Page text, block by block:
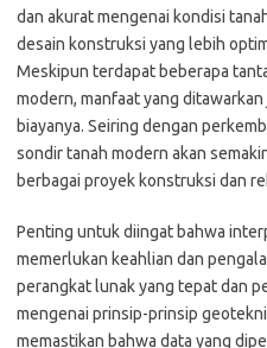
dan akurat mengenai kondisi
desain konstruksi yang lebih
Meskipun terdapat beberapa
modern, manfaat yang
biayanya. Seiring dengan
sondir tanah modern akan
berbagai proyek konstruksi dan
Penting untuk diingat bahwa
memerlukan keahlian dan
perangkat lunak yang tepat dan
mengenai prinsip-prinsip
memastikan bahwa data yang